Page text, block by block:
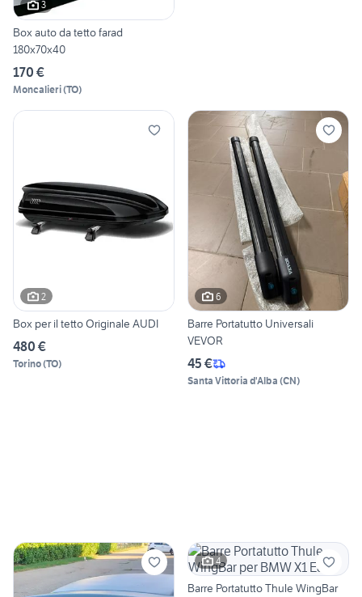
3
Box auto da tetto farad
180x70x40
170 €
Moncalieri(TO)
2
Box per il tetto Originale AUDI
480 €
Torino(TO)
6
Barre Portatutto Universali
VEVOR
45 €
Santa Vittoria d'Alba (CN)
4
Barre Portatutto Thule WingBar